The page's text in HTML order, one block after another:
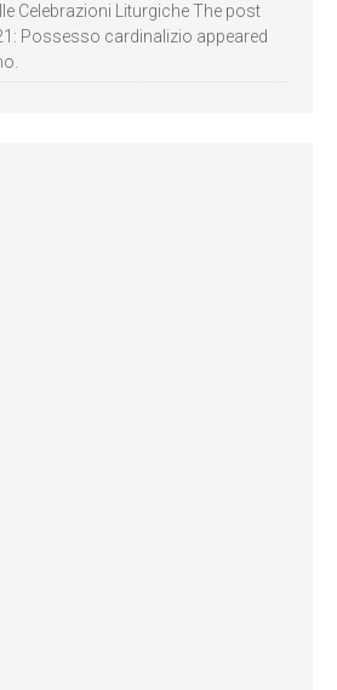
Celebrazioni Liturgiche The post
Possesso cardinalizio appeared